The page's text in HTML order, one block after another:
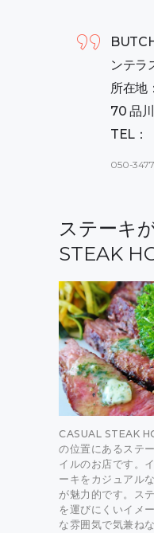
ンテラ
所在地
70 品
TEL：
050-
ステーキ
STEAK
CASUAL STEAK
の位置にあるステ
イルのお店です。
ーキをカジュアル
が魅力的です。ス
を運びにくいイメ
な雰囲気で気兼ね